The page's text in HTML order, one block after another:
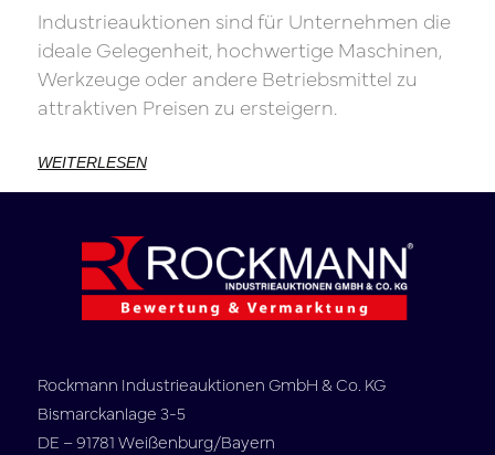
Industrieauktionen sind für Unternehmen die
ideale Gelegenheit, hochwertige Maschinen,
Werkzeuge oder andere Betriebsmittel zu
attraktiven Preisen zu ersteigern.
WEITERLESEN
Rockmann Industrieauktionen GmbH & Co. KG
Bismarckanlage 3-5
DE – 91781 Weißenburg/Bayern